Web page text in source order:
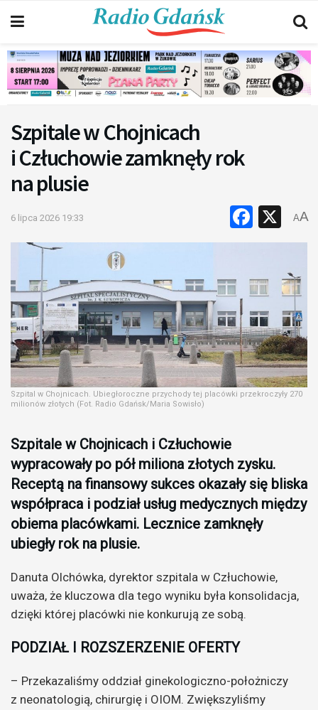
Szpitale w Chojnicach
i Człuchowie zamknęły rok
na plusie
6 lipca 2026 19:33 X
AA
Szpital w Chojnicach. Ubiegłoroczne przychody tej placówki przekroczyły 270
milionów złotych (Fot. Radio Gdańsk/Maria Sowisło)
Szpitale w Chojnicach i Człuchowie
wypracowały po pół miliona złotych zysku.
Receptą na finansowy sukces okazały się bliska
współpraca i podział usług medycznych między
obiema placówkami. Lecznice zamknęły
ubiegły rok na plusie.
Danuta Olchówka, dyrektor szpitala w Człuchowie,
uważa, że kluczowa dla tego wyniku była konsolidacja,
dzięki której placówki nie konkurują ze sobą.
PODZIAŁ I ROZSZERZENIE OFERTY
– Przekazaliśmy oddział ginekologiczno-położniczy
z neonatologią, chirurgię i OIOM. Zwiększyliśmy